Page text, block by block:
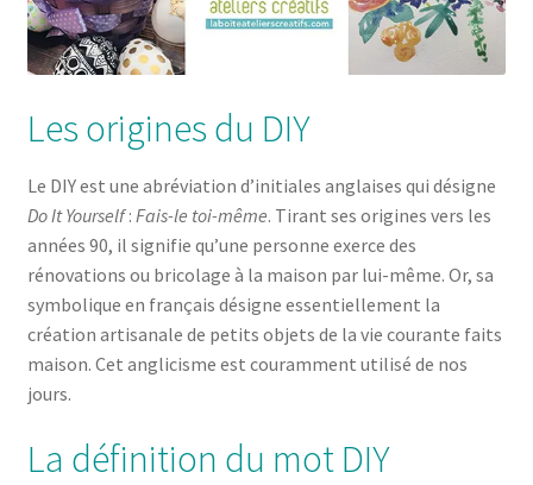
Les origines du DIY
Le DIY est une abréviation d’initiales anglaises qui désigne
Do It Yourself: Fais-le toi-même. Tirant ses origines vers les
années 90, il signifie qu’une personne exerce des
rénovations ou bricolage à la maison par lui-même. Or, sa
symbolique en français désigne essentiellement la
création artisanale de petits objets de la vie courante faits
maison. Cet anglicisme est couramment utilisé de nos
jours.
La définition du mot DIY